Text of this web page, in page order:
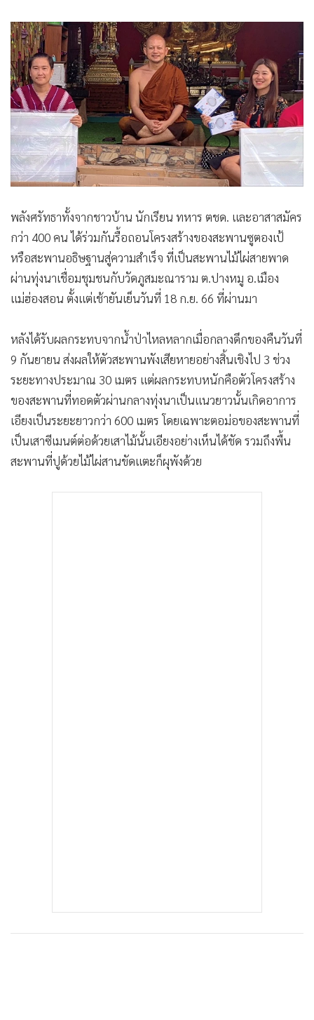
• ชุมชน-คุณภาพชีวิต
• อาชญากรรม
• Motoring
• เกม
• วิทยาศาสตร์
• SMEs
• หุ้น
• อินโดจีน
• Celeb Online
• Factcheck
• ญี่ปุ่น
• News1
• Gotomanager
พลังศรัทธาทั้งจากชาวบ้าน นักเรียน ทหาร ตชด. และอาสาสมัคร
กว่า 400 คน ได้ร่วมกันรื้อถอนโครงสร้างของสะพานซูตองเป้
หรือสะพานอธิษฐานสู่ความสำเร็จ ที่เป็นสะพานไม้ไผ่สายพาด
ผ่านทุ่งนาเชื่อมชุมชนกับวัดภูสมะณาราม ต.ปางหมู อ.เมือง
แม่ฮ่องสอน ตั้งแต่เช้ายันเย็นวันที่ 18 ก.ย. 66 ที่ผ่านมา
หลังได้รับผลกระทบจากน้ำป่าไหลหลากเมื่อกลางดึกของคืนวันที่
9 กันยายน ส่งผลให้ตัวสะพานพังเสียหายอย่างสิ้นเชิงไป 3 ช่วง
ระยะทางประมาณ 30 เมตร แต่ผลกระทบหนักคือตัวโครงสร้าง
ของสะพานที่ทอดตัวผ่านกลางทุ่งนาเป็นแนวยาวนั้นเกิดอาการ
เอียงเป็นระยะยาวกว่า 600 เมตร โดยเฉพาะตอม่อของสะพานที่
เป็นเสาซีเมนต์ต่อด้วยเสาไม้นั้นเอียงอย่างเห็นได้ชัด รวมถึงพื้น
สะพานที่ปูด้วยไม้ไผ่สานขัดแตะก็ผุพังด้วย